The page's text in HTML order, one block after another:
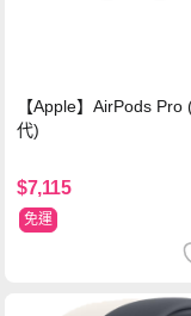
【Apple】AirPods Pro
代)
$7,115
免運